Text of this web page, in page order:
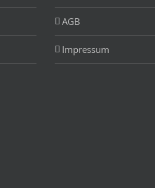
AGB
Impressum